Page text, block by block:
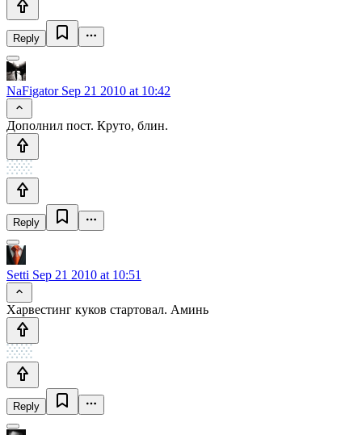
Reply
NaFigatorSep 21 2010 at 10:42
Дополнил пост. Круто, блин.
Reply
Setti Sep 21 2010 at 10:51
Харвестинг куков стартовал. Аминь
Reply